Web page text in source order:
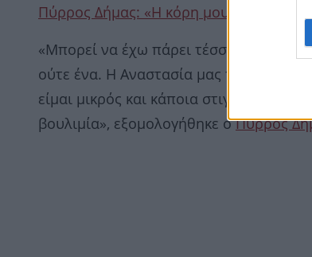
Πύρρος Δήμας: «Η κόρη μου άλλαξε
«Μπορεί να έχω πάρει τέσσερα
ούτε ένα. Η Αναστασία μας
είμαι μικρός και κάποια στιγμή να
βουλιμία», εξομολογήθηκε οΠύρρος